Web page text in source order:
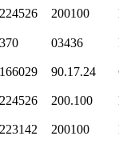
224526 200100
370 03436
166029 90.17.24
224526 200.100
223142 200100